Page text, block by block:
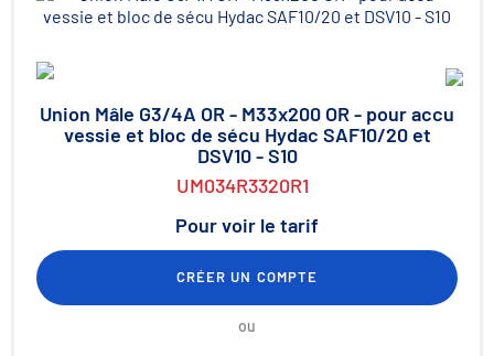
Union Mâle G3/4A OR - M33x200 OR - pour accu
vessie et bloc de sécu Hydac SAF10/20 et
DSV10 - S10
UM034R3320R1
Pour voir le tarif
CRÉER UN COMPTE
ou